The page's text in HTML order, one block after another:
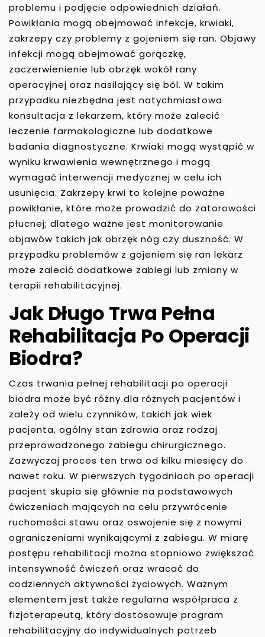
problemu i podjęcie odpowiednich działań.
Powikłania mogą obejmować infekcje, krwiaki,
zakrzepy czy problemy z gojeniem się ran. Objawy
infekcji mogą obejmować gorączkę,
zaczerwienienie lub obrzęk wokół rany
operacyjnej oraz nasilający się ból. W takim
przypadku niezbędna jest natychmiastowa
konsultacja z lekarzem, który może zalecić
leczenie farmakologiczne lub dodatkowe
badania diagnostyczne. Krwiaki mogą wystąpić w
wyniku krwawienia wewnętrznego i mogą
wymagać interwencji medycznej w celu ich
usunięcia. Zakrzepy krwi to kolejne poważne
powikłanie, które może prowadzić do zatorowości
płucnej; dlatego ważne jest monitorowanie
objawów takich jak obrzęk nóg czy duszność. W
przypadku problemów z gojeniem się ran lekarz
może zalecić dodatkowe zabiegi lub zmiany w
terapii rehabilitacyjnej.
Jak Długo Trwa Pełna
Rehabilitacja Po Operacji
Biodra?
Czas trwania pełnej rehabilitacji po operacji
biodra może być różny dla różnych pacjentów i
zależy od wielu czynników, takich jak wiek
pacjenta, ogólny stan zdrowia oraz rodzaj
przeprowadzonego zabiegu chirurgicznego.
Zazwyczaj proces ten trwa od kilku miesięcy do
nawet roku. W pierwszych tygodniach po operacji
pacjent skupia się głównie na podstawowych
ćwiczeniach mających na celu przywrócenie
ruchomości stawu oraz oswojenie się z nowymi
ograniczeniami wynikającymi z zabiegu. W miarę
postępu rehabilitacji można stopniowo zwiększać
intensywność ćwiczeń oraz wracać do
codziennych aktywności życiowych. Ważnym
elementem jest także regularna współpraca z
fizjoterapeutą, który dostosowuje program
rehabilitacyjny do indywidualnych potrzeb